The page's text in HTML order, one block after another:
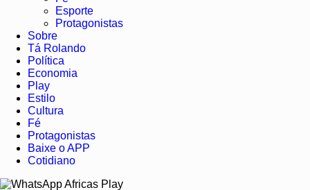
Esporte
Protagonistas
Sobre
Tá Rolando
Política
Economia
Play
Estilo
Cultura
Fé
Protagonistas
Baixe o APP
Cotidiano
Africas Play